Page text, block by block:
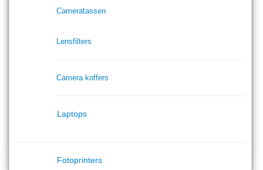
Cameratassen
Lensfilters
Camera koffers
Laptops
Fotoprinters